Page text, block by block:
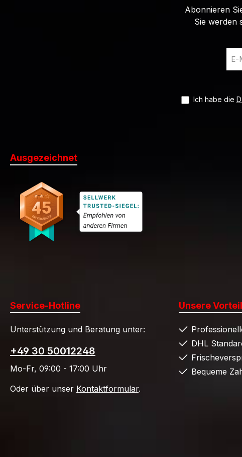
Abonnieren
Sie werden
Mail-
Ich habe die
Ausgezeichnet
Service-Hotline
Unterstützung und Beratung unter:
+49 30 50012248
Mo-Fr, 09:00 - 17:00 Uhr
Oder über unser Kontaktformular.
Unsere
DHL
Bequeme